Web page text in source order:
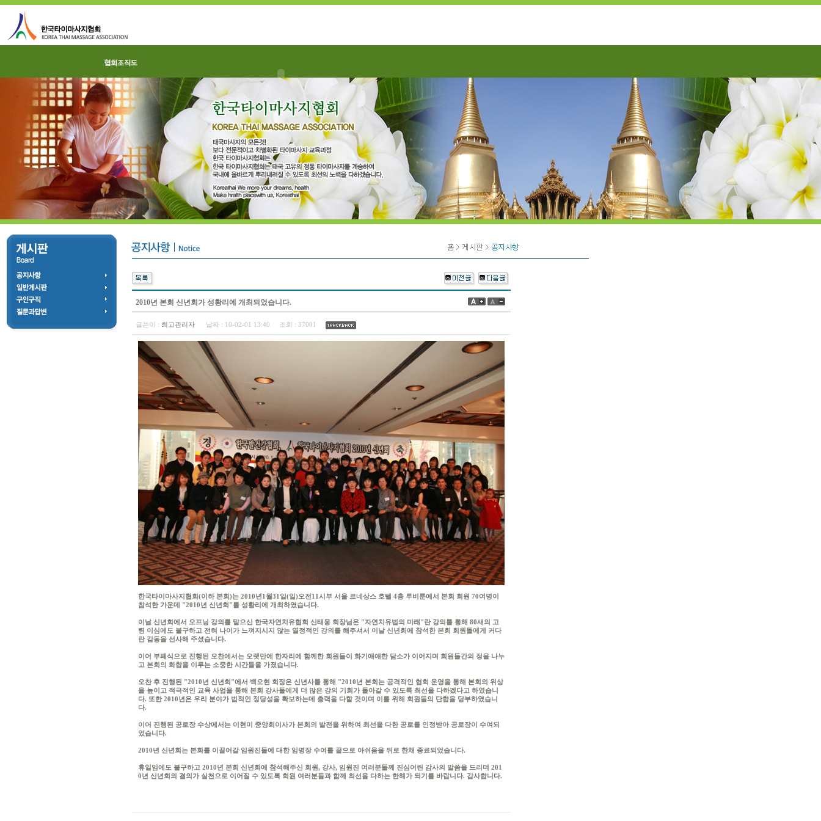
2010년 본회 신년회가 성황리에 개최되었습니다.
글쓴이 : 최고관리자 날짜 : 10-02-01 13:40 조회 : 37001
한국타이마사지협회(이하 본회)는 2010년1월31일(일)오전11시부 서울 르네상스 호텔 4층 루비룬에서 본회 회원 70여명이
참석한 가운데 "2010년 신년회"를 성황리에 개최하였습니다.
이날 신년회에서 오프닝 강의를 맡으신 한국자연치유협회 신태웅 회장님은 "자연치유법의 미래"란 강의를 통해 80새의 고
령 이심에도 불구하고 전혀 나이가 느껴지시지 않는 열정적인 강의를 해주셔서 이날 신년회에 참석한 본회 회원들에게 커다
란 감동을 선사해 주셨습니다.
이어 부페식으로 진행된 오찬에서는 오랫만에 한자리에 함께한 회원들이 화기애애한 담소가 이어지며 회원들간의 정을 나누
고 본회의 화합을 이루는 소중한 시간들을 가졌습니다.
오찬 후 진행된 "2010년 신년회"에서 백오현 회장은 신년사를 통해 "2010년 본회는 공격적인 협회 운영을 통해 본회의 위상
을 높이고 적극적인 교육 사업을 통해 본회 강사들에게 더 많은 강의 기회가 돌아갈 수 있도록 최선을 다하겠다고 하였습니
다. 또한 2010년은 우리 분야가 법적인 정당성을 확보하는데 총력을 다할 것이며 이를 위해 회원들의 단합을 당부하였습니
다.
이어 진행된 공로장 수상에서는 이현미 중앙회이사가 본회의 발전을 위하여 최선을 다한 공로를 인정받아 공로장이 수여되
었습니다.
2010년 신년회는 본회를 이끌어갈 임원진들에 대한 임명장 수여를 끝으로 아쉬움을 뒤로 한채 종료되었습니다.
휴일임에도 불구하고 2010년 본회 신년회에 참석해주신 회원, 강사, 임원진 여러분들께 진심어린 감사의 말씀을 드리며 201
0년 신년회의 결의가 실천으로 이어질 수 있도록 회원 여러분들과 함께 최선을 다하는 한해가 되기를 바랍니다. 감사합니다.